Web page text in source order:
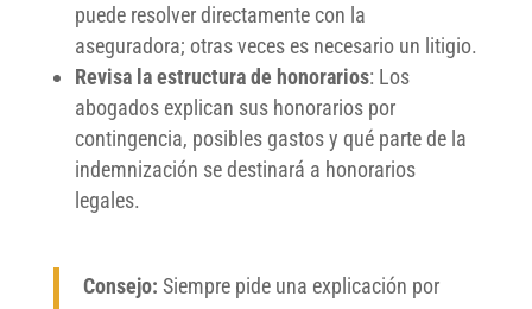
puede resolver directamente con la
aseguradora; otras veces es necesario un litigio.
Revisa la estructura de honorarios: Los
abogados explican sus honorarios por
contingencia, posibles gastos y qué parte de la
indemnización se destinará a honorarios
legales.
Consejo: Siempre pide una explicación por